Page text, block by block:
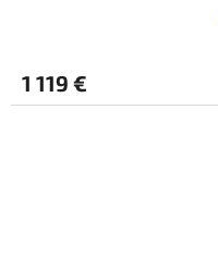
1 119 €